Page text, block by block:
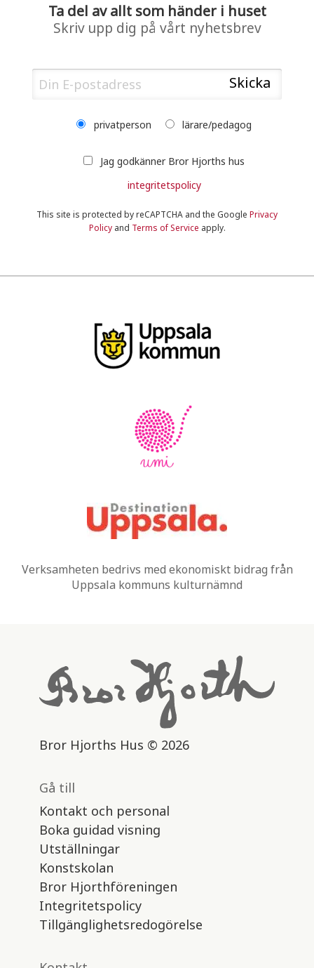
Ta del av allt som händer i huset
Skriv upp dig på vårt nyhetsbrev
privatperson lärare/pedagog
Jag godkänner Bror Hjorths hus
integritetspolicy
This site is protected by reCAPTCHA and the Google Privacy
Policyand Terms of Service apply.
Verksamheten bedrivs med ekonomiskt bidrag från
Uppsala kommuns kulturnämnd
Bror Hjorths Hus © 2026
Gå till
Kontakt och personal
Boka guidad visning
Utställningar
Konstskolan
Bror Hjorthföreningen
Integritetspolicy
Tillgänglighetsredogörelse